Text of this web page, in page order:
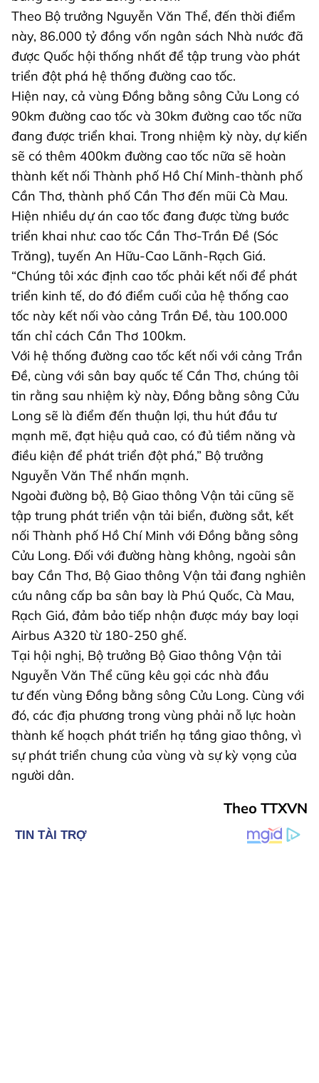
Theo Bộ trưởng Nguyễn Văn Thể, đến thời điểm
này, 86.000 tỷ đồng vốn ngân sách Nhà nước đã
được Quốc hội thống nhất để tập trung vào phát
triển đột phá hệ thống đường cao tốc.
Hiện nay, cả vùng Đồng bằng sông Cửu Long có
90km đường cao tốc và 30km đường cao tốc nữa
đang được triển khai. Trong nhiệm kỳ này, dự kiến
sẽ có thêm 400km đường cao tốc nữa sẽ hoàn
thành kết nối Thành phố Hồ Chí Minh-thành phố
Cần Thơ, thành phố Cần Thơ đến mũi Cà Mau.
Hiện nhiều dự án cao tốc đang được từng bước
triển khai như: cao tốc Cần Thơ-Trần Đề (Sóc
Trăng), tuyến An Hữu-Cao Lãnh-Rạch Giá.
“Chúng tôi xác định cao tốc phải kết nối để phát
triển kinh tế, do đó điểm cuối của hệ thống cao
tốc này kết nối vào cảng Trần Đề, tàu 100.000
tấn chỉ cách Cần Thơ 100km.
Với hệ thống đường cao tốc kết nối với cảng Trần
Đề, cùng với sân bay quốc tế Cần Thơ, chúng tôi
tin rằng sau nhiệm kỳ này, Đồng bằng sông Cửu
Long sẽ là điểm đến thuận lợi, thu hút đầu tư
mạnh mẽ, đạt hiệu quả cao, có đủ tiềm năng và
điều kiện để phát triển đột phá,” Bộ trưởng
Nguyễn Văn Thể nhấn mạnh.
Ngoài đường bộ, Bộ Giao thông Vận tải cũng sẽ
tập trung phát triển vận tải biển, đường sắt, kết
nối Thành phố Hồ Chí Minh với Đồng bằng sông
Cửu Long. Đối với đường hàng không, ngoài sân
bay Cần Thơ, Bộ Giao thông Vận tải đang nghiên
cứu nâng cấp ba sân bay là Phú Quốc, Cà Mau,
Rạch Giá, đảm bảo tiếp nhận được máy bay loại
Airbus A320 từ 180-250 ghế.
Tại hội nghị, Bộ trưởng Bộ Giao thông Vận tải
Nguyễn Văn Thể cũng kêu gọi các nhà đầu
tư đến vùng Đồng bằng sông Cửu Long. Cùng với
đó, các địa phương trong vùng phải nỗ lực hoàn
thành kế hoạch phát triển hạ tầng giao thông, vì
sự phát triển chung của vùng và sự kỳ vọng của
người dân.
Theo TTXVN